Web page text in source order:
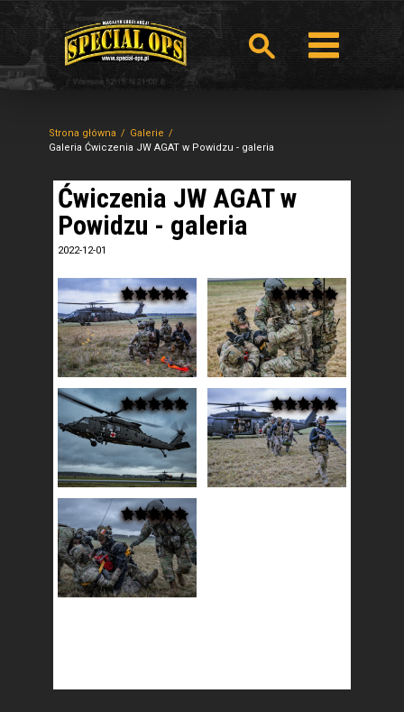
Strona główna
Galerie
Galeria Ćwiczenia JW AGAT w Powidzu - galeria
Ćwiczenia JW AGAT w
Powidzu - galeria
2022-12-01